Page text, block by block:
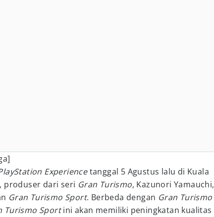
Experiencetanggal 5 Agustus lalu di Kuala
produser dari seri Gran Turismo, Kazunori Yamauchi,
Gran Turismo Sport. Berbeda dengan Gran Turismo
Turismo Sportini akan memiliki peningkatan kualitas